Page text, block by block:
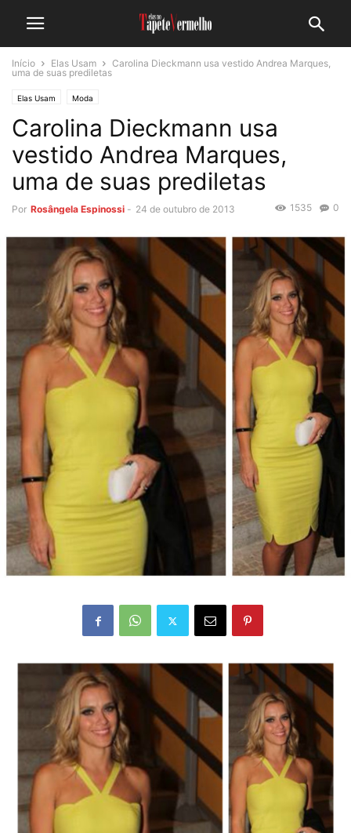
Início Elas Usam
Carolina Dieckmann usa vestido Andrea Marques,
uma de suas prediletas
Elas Usam Moda
Carolina Dieckmann usa
vestido Andrea Marques,
uma de suas prediletas
Por Rosângela Espinossi - 24 de outubro de 2013 0
1535